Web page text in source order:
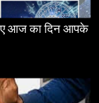
आज का दिन आपके